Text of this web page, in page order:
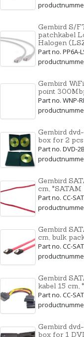
Gembird S/
patchkabel
Halogen
Part no. PP6A-
Gembird
point
Part no. WNP-
Gembird
box for 2 pcs
Part no. DVD-
Gembird
cm, *SATAM
Part no. CC-
Gembird
cm, bulk
Part no. CC-
Gembird
kabel 15 cm,
Part no. CC-
Gembird
box for 1